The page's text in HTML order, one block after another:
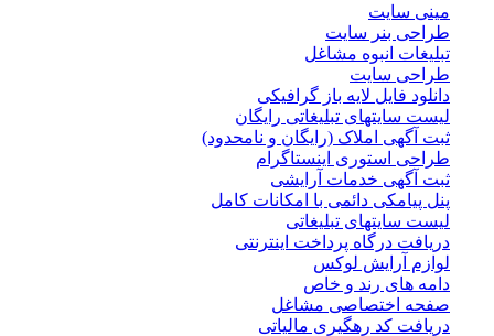
مینی سایت
طراحی بنر سایت
تبلیغات انبوه مشاغل
طراحی سایت
دانلود فایل لایه باز گرافیکی
لیست سایتهای تبلیغاتی رایگان
ثبت آگهی املاک (رایگان و نامحدود)
طراحی استوری اینستاگرام
ثبت آگهی خدمات آرایشی
پنل پیامکی دائمی با امکانات کامل
لیست سایتهای تبلیغاتی
دریافت درگاه پرداخت اینترنتی
لوازم آرایش لوکس
دامه های رند و خاص
صفحه اختصاصی مشاغل
دریافت کد رهگیری مالیاتی